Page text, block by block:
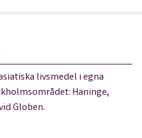
livsmedel i egna
Haninge,
Globen.